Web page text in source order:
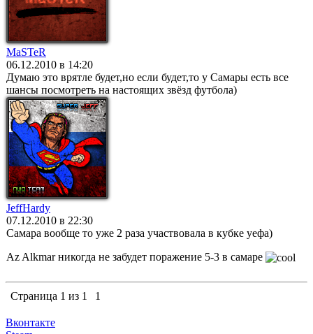
MaSTeR
06.12.2010 в 14:20
Думаю это врятле будет,но если будет,то у Самары есть все
шансы посмотреть на настоящих звёзд футбола)
JeffHardy
07.12.2010 в 22:30
Cамара вообще то уже 2 раза участвовала в кубке уефа)
Az Alkmar никогда не забудет поражение 5-3 в самаре
Страница 1 из 1 1
Вконтакте